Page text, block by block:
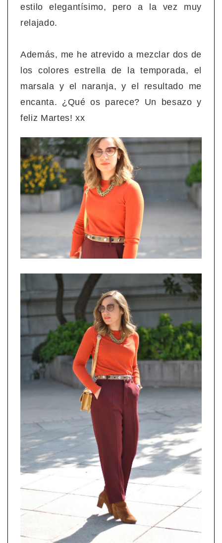
estilo elegantísimo, pero a la vez muy
relajado.
Además, me he atrevido a mezclar dos de
los colores estrella de la temporada, el
marsala y el naranja, y el resultado me
encanta. ¿Qué os parece? Un besazo y
feliz Martes! xx